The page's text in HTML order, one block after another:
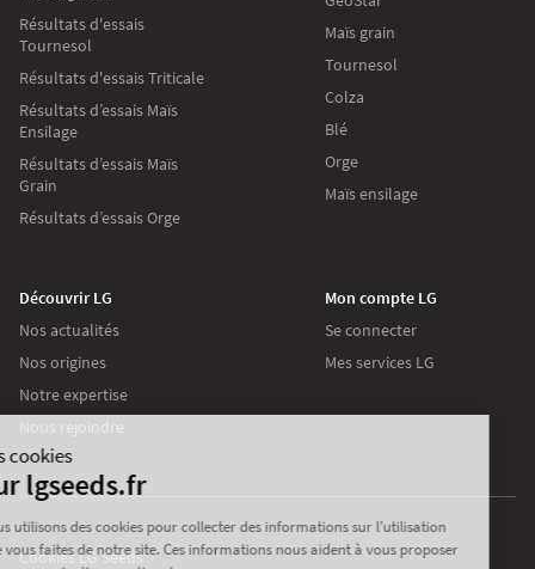
Résultats d'essais
Tournesol
Résultats d'essais Triticale
Résultats d’essais Maïs
Ensilage
Résultats d’essais Maïs
Grain
Résultats d’essais Orge
Maïs grain
Tournesol
Colza
Blé
Orge
Maïs ensilage
Découvrir LG
Nos actualités
Nos origines
Notre expertise
Nous rejoindre
Mon compte LG
Se connecter
Mes services LG
Cookies LG Seeds
Continuer sans accepter
Les cookies
Sur lgseeds.fr
Nous utilisons des cookies pour collecter des informations sur l’utilisation
que vous faites de notre site. Ces informations nous aident à vous proposer